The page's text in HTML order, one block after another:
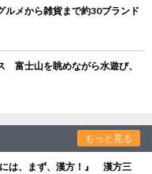
メから雑貨まで約30ブランド
富士山を眺めながら水遊び、
もっと見る
は、まず、漢方！』 漢方三